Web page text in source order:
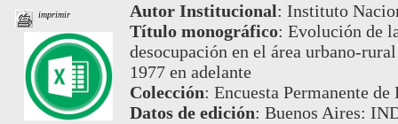
imprimir Autor Institucional: Instituto
Título monográfico: Evolución de
desocupación en el área urbano-
1977 en adelante
Colección: Encuesta Permanente de
Datos de edición: Buenos Aires: